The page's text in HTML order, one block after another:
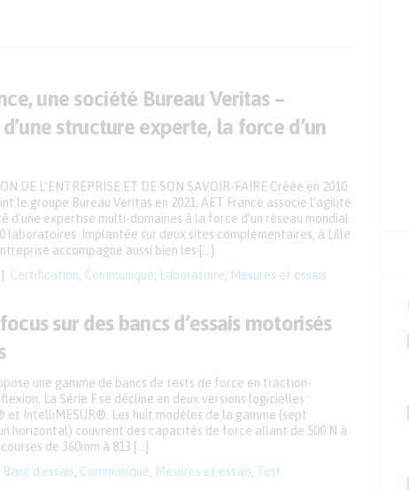
une société Bureau Veritas –
d’une structure experte, la force d’un
Certification Communiqué Laboratoire Mesures et essais
DE L’ENTREPRISE ET DE SON SAVOIR-FAIRE Créée en 2010
le groupe Bureau Veritas en 2021, AET France associe l’agilité
d’une expertise multi-domaines à la force d’un réseau mondial
laboratoires. Implantée sur deux sites complémentaires, à Lille
accompagne aussi bien les […]
sur des bancs d’essais motorisés
Banc d'essais Communiqué Mesures et essais Test
une gamme de bancs de tests de force en traction-
La Série F se décline en deux versions logicielles :
et IntelliMESUR®. Les huit modèles de la gamme (sept
horizontal) couvrent des capacités de force allant de 500 N à
de 360mm à 813 […]